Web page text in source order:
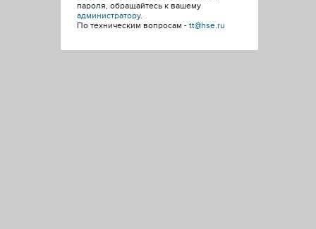
пароля, обращайтесь к вашему
администратору.
По техническим вопросам - tt@hse.ru